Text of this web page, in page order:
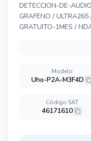
DETECCION-DE-
GRAFENO /
GRATUITO-1MES /
Modelo
Uho-P2A-M3F4D
Código SAT
46171610